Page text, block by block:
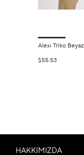
Alexi Triko Beyaz
$55.53
HAKKIMIZDA